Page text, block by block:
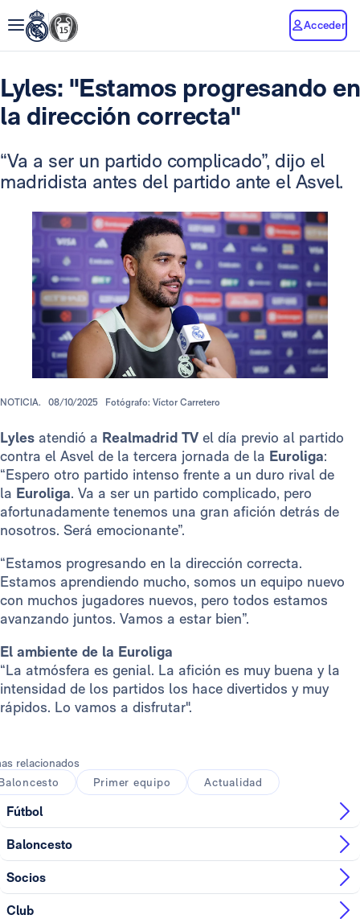
Acceder
Lyles: "Estamos progresando en
la dirección correcta"
“Va a ser un partido complicado”, dijo el
madridista antes del partido ante el Asvel.
NOTICIA. 08/10/2025 Fotógrafo: Víctor Carretero
Lyles atendió a Realmadrid TV el día previo al partido
contra el Asvel de la tercera jornada de la Euroliga:
“Espero otro partido intenso frente a un duro rival de
la Euroliga. Va a ser un partido complicado, pero
afortunadamente tenemos una gran afición detrás de
nosotros. Será emocionante”.
“Estamos progresando en la dirección correcta.
Estamos aprendiendo mucho, somos un equipo nuevo
con muchos jugadores nuevos, pero todos estamos
avanzando juntos. Vamos a estar bien”.
El ambiente de la Euroliga
“La atmósfera es genial. La afición es muy buena y la
intensidad de los partidos los hace divertidos y muy
rápidos. Lo vamos a disfrutar".
relacionados
Primer equipo Actualidad
Fútbol
Baloncesto
Socios
Club